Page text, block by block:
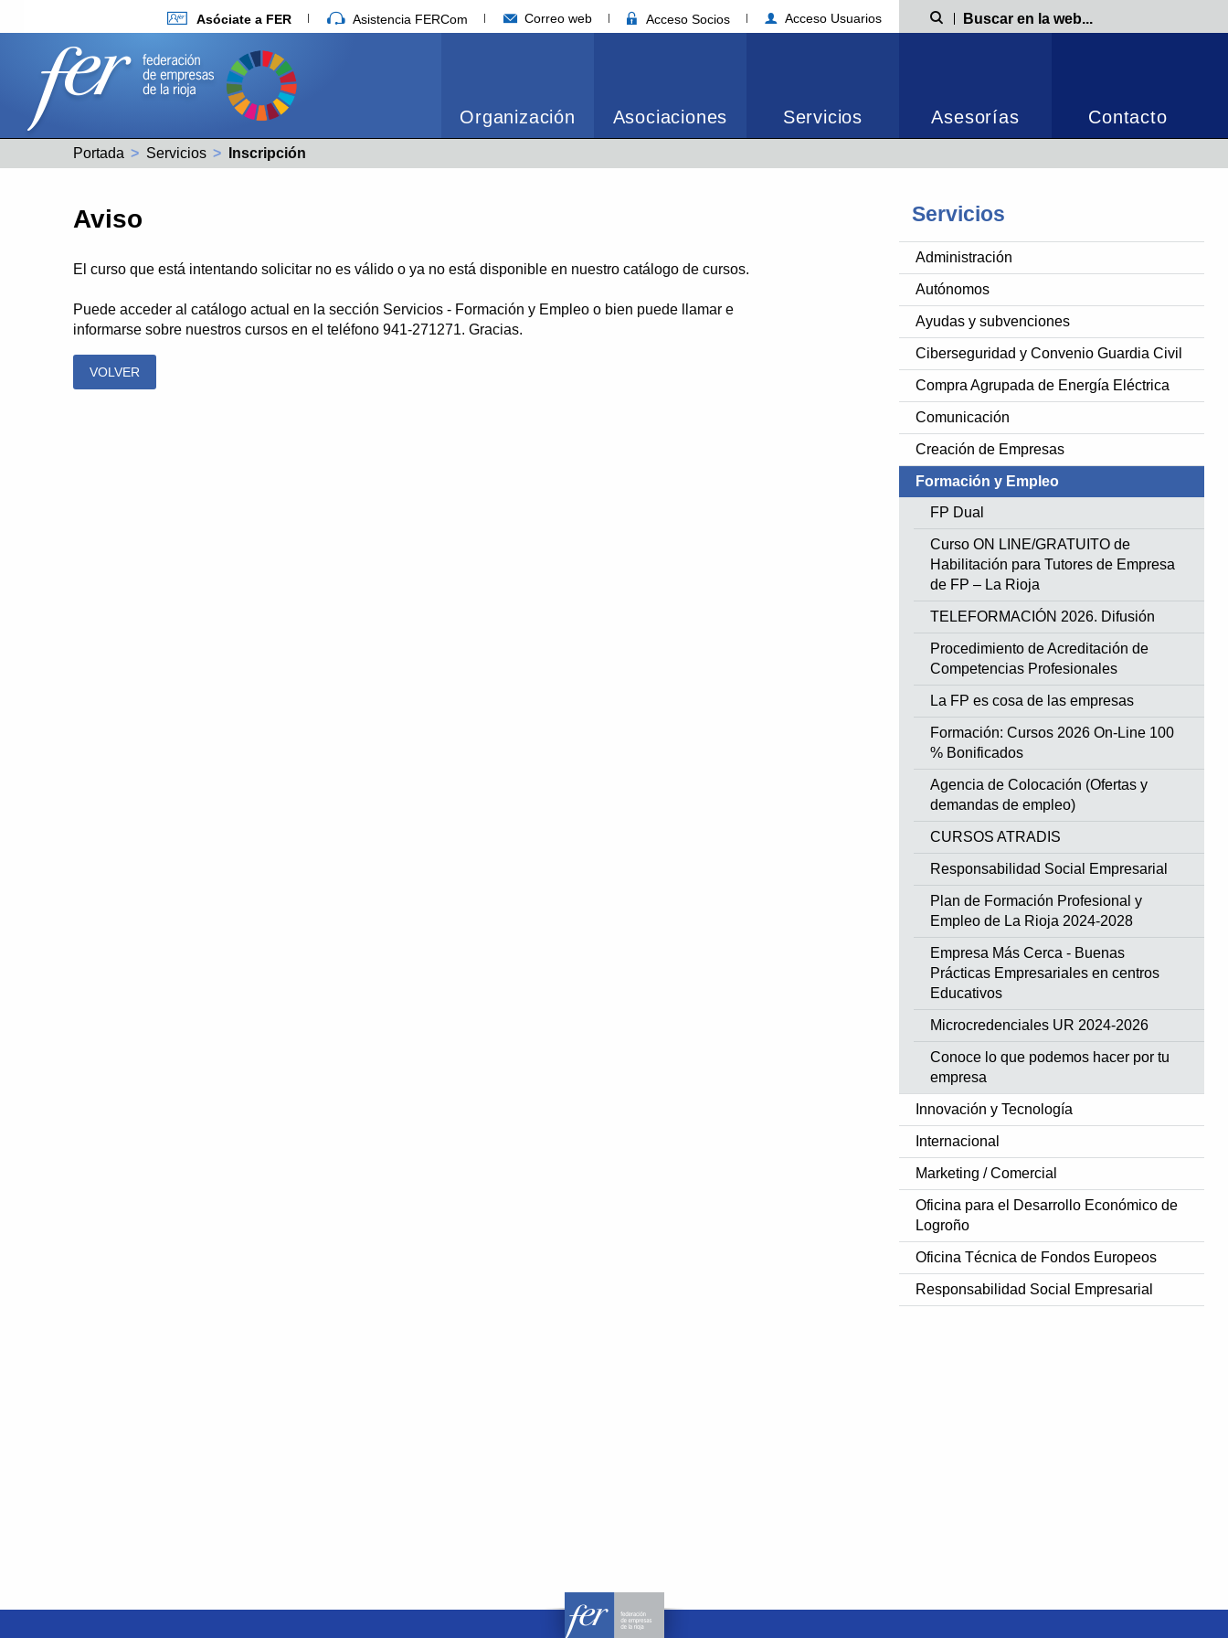
Asóciate a FER Asistencia FERCom Correo web Acceso Socios Acceso Usuarios Búsqueda
Organización Asociaciones Servicios Asesorías Contacto
Portada Servicios Actual:
Inscripción
Servicios
Administración
Autónomos
Ayudas y subvenciones
Ciberseguridad y Convenio Guardia Civil
Compra Agrupada de Energía Eléctrica
Comunicación
Creación de Empresas
Formación y Empleo
FP Dual
Curso ON LINE/GRATUITO de
Habilitación para Tutores de Empresa
de FP – La Rioja
TELEFORMACIÓN 2026. Difusión
Procedimiento de Acreditación de
Competencias Profesionales
La FP es cosa de las empresas
Formación: Cursos 2026 On-Line 100
% Bonificados
Agencia de Colocación (Ofertas y
demandas de empleo)
CURSOS ATRADIS
Responsabilidad Social Empresarial
Plan de Formación Profesional y
Empleo de La Rioja 2024-2028
Empresa Más Cerca - Buenas
Prácticas Empresariales en centros
Educativos
Microcredenciales UR 2024-2026
Conoce lo que podemos hacer por tu
empresa
Innovación y Tecnología
Internacional
Marketing / Comercial
Oficina para el Desarrollo Económico de
Logroño
Oficina Técnica de Fondos Europeos
Responsabilidad Social Empresarial
Aviso
El curso que está intentando solicitar no es válido o ya no está disponible en nuestro catálogo de cursos.
Puede acceder al catálogo actual en la sección Servicios - Formación y Empleo o bien puede llamar e
informarse sobre nuestros cursos en el teléfono 941-271271. Gracias.
VOLVER